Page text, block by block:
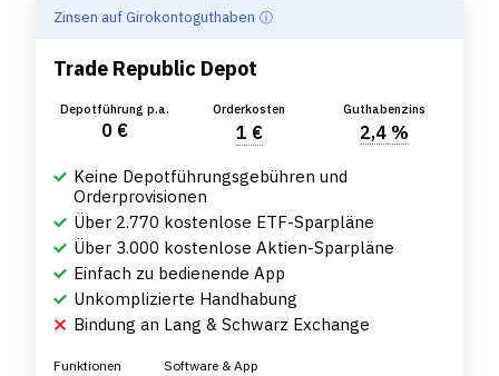
Zinsen auf Girokontoguthaben
Trade Republic Depot
Depotführung p.a.
0 €
Orderkosten
1 €
Guthabenzins
2,4 %
Keine Depotführungsgebühren und
Orderprovisionen
Über 2.770 kostenlose ETF-Sparpläne
Über 3.000 kostenlose Aktien-Sparpläne
Einfach zu bedienende App
Unkomplizierte Handhabung
Bindung an Lang & Schwarz Exchange
Funktionen Software & App